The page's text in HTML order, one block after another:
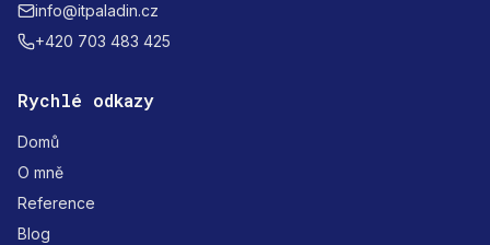
info@itpaladin.cz
+420 703 483 425
Rychlé odkazy
Domů
O mně
Reference
Blog